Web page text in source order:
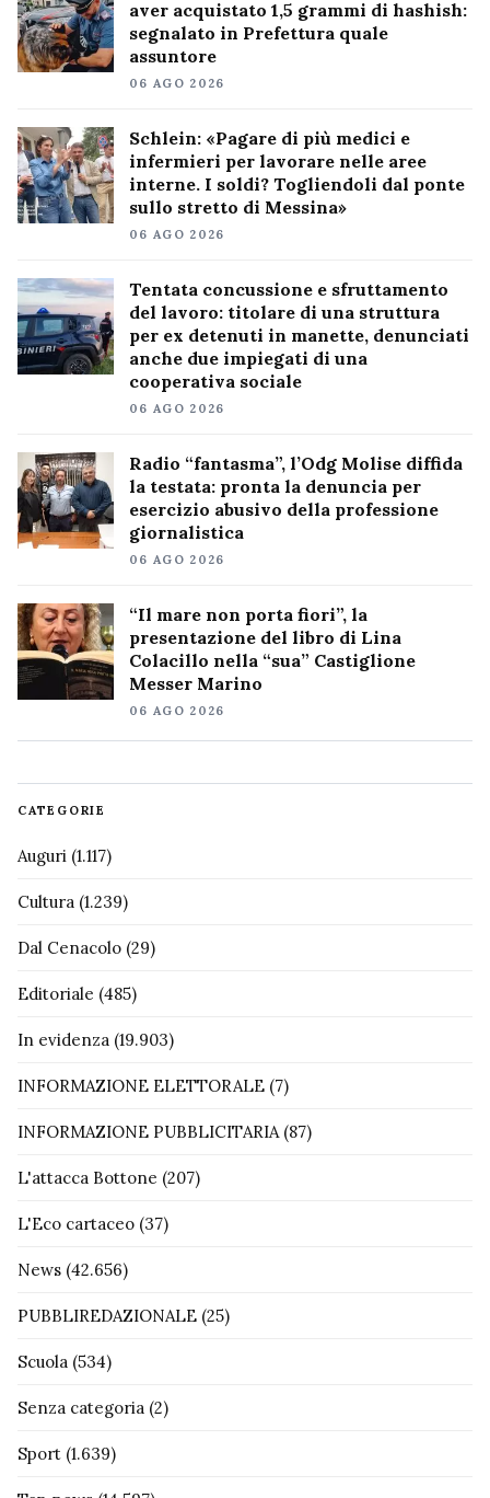
aver acquistato 1,5 grammi di hashish:
segnalato in Prefettura quale
assuntore
06 AGO 2026
Schlein: «Pagare di più medici e
infermieri per lavorare nelle aree
interne. I soldi? Togliendoli dal ponte
sullo stretto di Messina»
06 AGO 2026
Tentata concussione e sfruttamento
del lavoro: titolare di una struttura
per ex detenuti in manette, denunciati
anche due impiegati di una
cooperativa sociale
06 AGO 2026
Radio “fantasma”, l’Odg Molise diffida
la testata: pronta la denuncia per
esercizio abusivo della professione
giornalistica
06 AGO 2026
“Il mare non porta fiori”, la
presentazione del libro di Lina
Colacillo nella “sua” Castiglione
Messer Marino
06 AGO 2026
CATEGORIE
Auguri (1.117)
Cultura (1.239)
Dal Cenacolo (29)
Editoriale (485)
In evidenza (19.903)
INFORMAZIONE ELETTORALE (7)
INFORMAZIONE PUBBLICITARIA(87)
L'attacca Bottone (207)
L'Eco cartaceo (37)
News (42.656)
PUBBLIREDAZIONALE (25)
Scuola (534)
Senza categoria (2)
Sport (1.639)